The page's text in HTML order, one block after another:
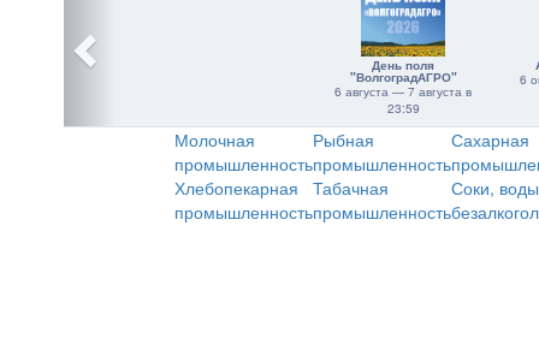
День поля
"ВолгоградАГРО"
6 августа — 7 августа в
23:59
6
Молочная
промышленность
Рыбная
промышленность
Сахарная
Хлебопекарная
промышленность
Табачная
промышленность
Соки,